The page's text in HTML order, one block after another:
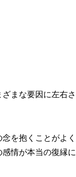
まな要因に左右さ
を抱くことがよく
情が本当の復縁に